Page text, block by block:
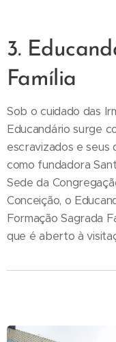
3.
Família
Sob o cuidado das
Educandário surge
escravizados e seus
como fundadora
Sede da
Conceição, o
Formação Sagrada
que é aberto à